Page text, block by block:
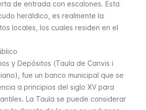
de entrada con escalones. Esta
heráldico, es realmente la
locales, los cuales residen en el
y Depósitos (Taula de Canvis i
fue un banco municipal que se
a principios del siglo XV para
La Taula se puede considerar